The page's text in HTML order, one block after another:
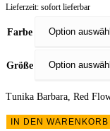
Lieferzeit: sofort lieferbar
Farbe
Größe
Tunika Barbara, Red
IN DEN WARENKORB